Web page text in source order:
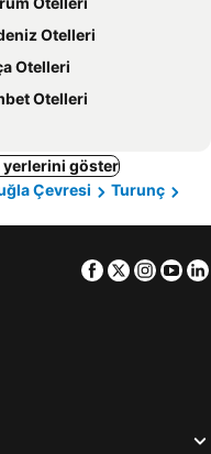
Otelleri
Otelleri
Otelleri
yerlerini göster
Çevresi
Turunç
Facebook
Twitter